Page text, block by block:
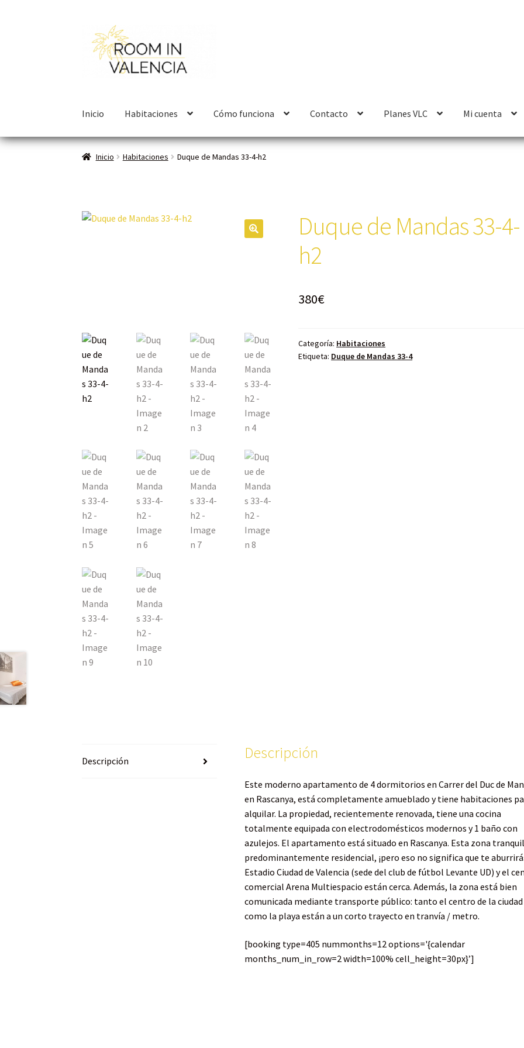
Inicio Habitaciones Cómo funciona Contacto Planes VLC Mi cuenta
Inicio Habitaciones Duque de Mandas 33-4-h2
Duque de Mandas 33-4-
h2
380€
Categoría: Habitaciones
Etiqueta: Duque de Mandas 33-4
Descripción Descripción
Este moderno apartamento de 4 dormitorios en Carrer del Duc de
en Rascanya, está completamente amueblado y tiene habitaciones
alquilar. La propiedad, recientemente renovada, tiene una cocina
totalmente equipada con electrodomésticos modernos y 1 baño con
azulejos. El apartamento está situado en Rascanya. Esta zona
predominantemente residencial, ¡pero eso no significa que te
Estadio Ciudad de Valencia (sede del club de fútbol Levante UD) y el
comercial Arena Multiespacio están cerca. Además, la zona está bien
comunicada mediante transporte público: tanto el centro de la ciudad
como la playa están a un corto trayecto en tranvía / metro.
[booking type=405 nummonths=12 options='{calendar
months_num_in_row=2 width=100% cell_height=30px}’]